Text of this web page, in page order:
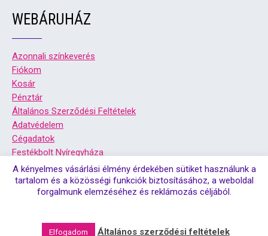
WEBÁRUHÁZ
Azonnali színkeverés
Fiókom
Kosár
Pénztár
Általános Szerződési Feltételek
Adatvédelem
Cégadatok
Festékbolt Nyíregyháza
Festékbolt Debrecen
© Copyright 2026. Színsziget festékbolt debrecen, és
nyíregyháza | Minden jog fenntartva!
A kényelmes vásárlási élmény érdekében sütiket használunk a
tartalom és a közösségi funkciók biztosításához, a weboldal
forgalmunk elemzéséhez és reklámozás céljából.
Elfogadom Általános szerződési feltételek